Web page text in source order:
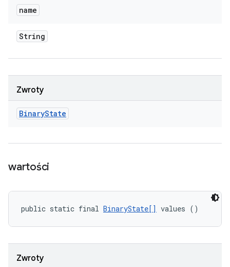
name
String
Zwroty
BinaryState
wartości
public static final BinaryState[] values ()
Zwroty